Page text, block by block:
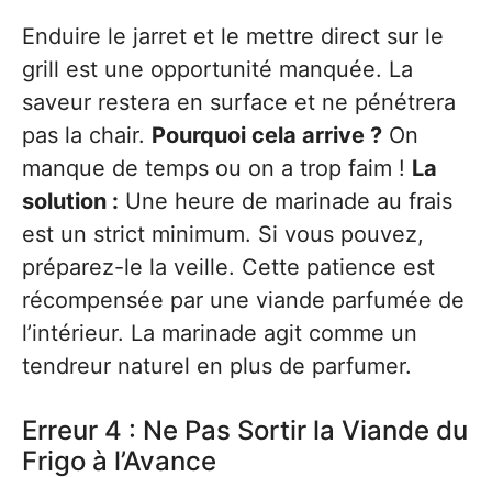
Enduire le jarret et le mettre direct sur le
grill est une opportunité manquée. La
saveur restera en surface et ne pénétrera
pas la chair. Pourquoi cela arrive ? On
manque de temps ou on a trop faim ! La
solution : Une heure de marinade au frais
est un strict minimum. Si vous pouvez,
préparez-le la veille. Cette patience est
récompensée par une viande parfumée de
l’intérieur. La marinade agit comme un
tendreur naturel en plus de parfumer.
Erreur 4 : Ne Pas Sortir la Viande du
Frigo à l’Avance